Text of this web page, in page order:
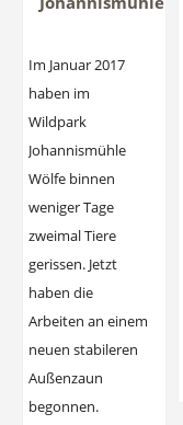
Im Januar 2017
haben im
Wildpark
Johannismühle
Wölfe binnen
weniger Tage
zweimal Tiere
gerissen. Jetzt
haben die
Arbeiten an einem
neuen stabileren
Außenzaun
begonnen.